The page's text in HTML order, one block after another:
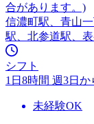
合があります。)
信濃町駅、青山
駅、北参道駅、
シフト
1日8時間 週3日か
未経験OK